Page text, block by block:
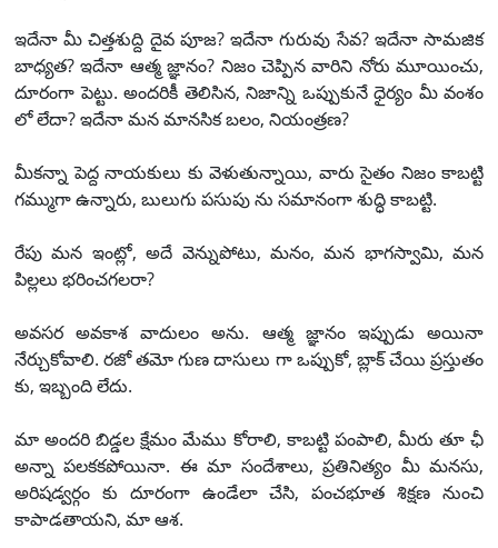
ఇదేనా మీ చిత్తశుద్ది దైవ పూజ? ఇదేనా గురువు సేవ? ఇదేనా సామజిక
బాధ్యత? ఇదేనా ఆత్మ జ్ఞానం? నిజం చెప్పిన వారిని నోరు మూయించు,
దూరంగా పెట్టు. అందరికీ తెలిసిన, నిజాన్ని ఒప్పుకునే ధైర్యం మీ వంశం
లో లేదా? ఇదేనా మన మానసిక బలం, నియంత్రణ?
మీకన్నా పెద్ద నాయకులు కు వెళుతున్నాయి, వారు సైతం నిజం కాబట్టి
గమ్ముగా ఉన్నారు, బులుగు పసుపు ను సమానంగా శుద్ధి కాబట్టి.
రేపు మన ఇంట్లో, అదే వెన్నుపోటు, మనం, మన భాగస్వామి, మన
పిల్లలు భరించగలరా?
అవసర అవకాశ వాదులం అను. ఆత్మ జ్ఞానం ఇప్పుడు అయినా
నేర్చుకోవాలి. రజో తమో గుణ దాసులు గా ఒప్పుకో, బ్లాక్ చేయి ప్రస్తుతం
కు, ఇబ్బంది లేదు.
మా అందరి బిడ్డల క్షేమం మేము కోరాలి, కాబట్టి పంపాలి, మీరు తూ ఛీ
అన్నా పలకకపోయినా. ఈ మా సందేశాలు, ప్రతినిత్యం మీ మనసు,
అరిషడ్వర్గం కు దూరంగా ఉండేలా చేసి, పంచభూత శిక్షణ నుంచి
కాపాడతాయని, మా ఆశ.